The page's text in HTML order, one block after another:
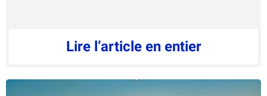
Lire l’article en entier